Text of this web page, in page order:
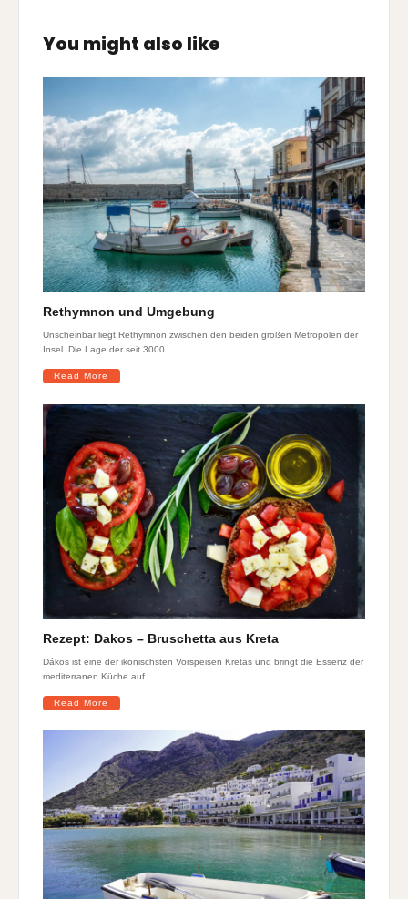
You might also like
Rethymnon und Umgebung
Unscheinbar liegt Rethymnon zwischen den beiden großen Metropolen der
Insel. Die Lage der seit 3000…
Read More
Rezept: Dakos – Bruschetta aus Kreta
Dákos ist eine der ikonischsten Vorspeisen Kretas und bringt die Essenz der
mediterranen Küche auf…
Read More